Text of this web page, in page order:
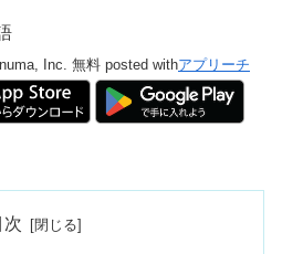
Inc. 無料 posted withアプリーチ
次